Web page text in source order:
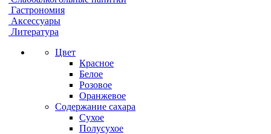
Гастрономия
Аксессуары
Литература
Цвет
Красное
Белое
Розовое
Оранжевое
Содержание сахара
Сухое
Полусухое